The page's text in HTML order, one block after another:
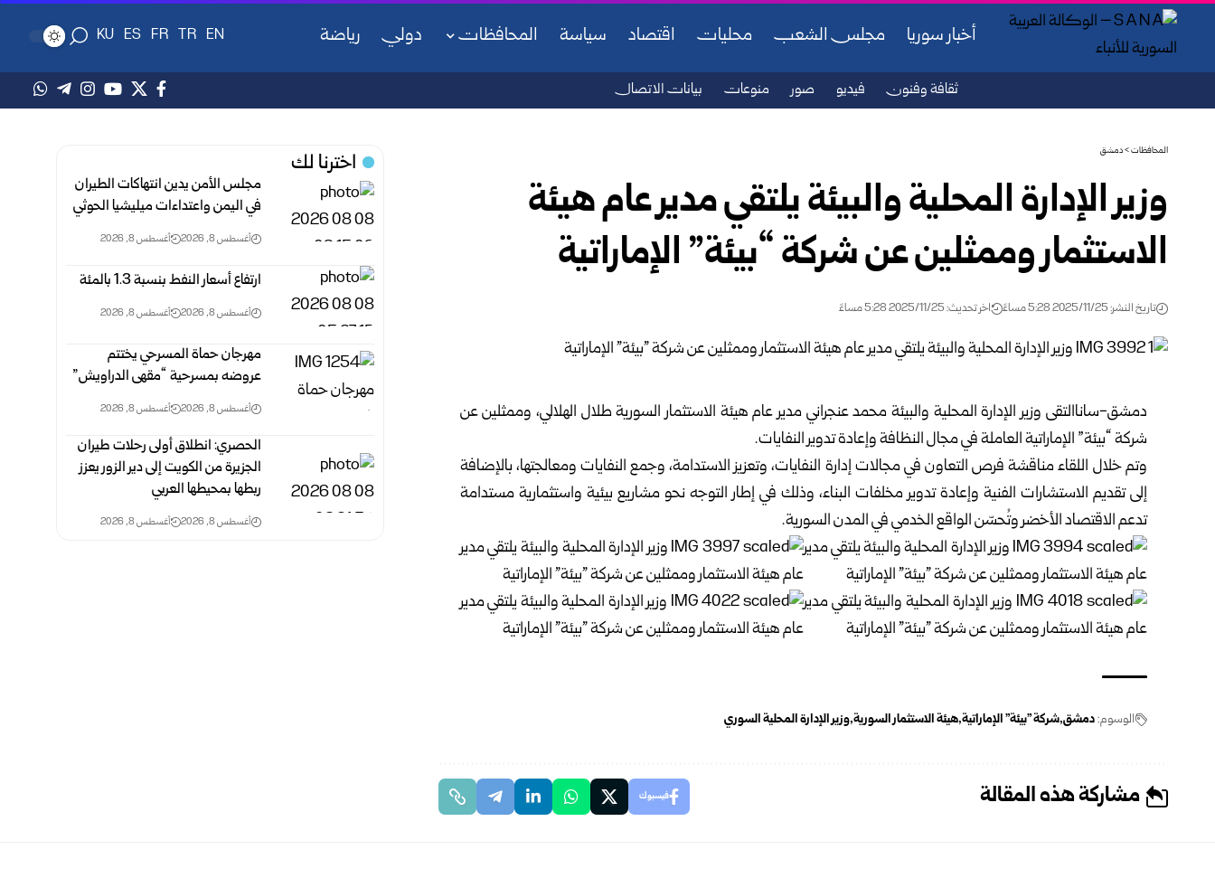
أخبار سوريا مجلس الشعب محليات اقتصاد سياسة المحافظات دولي رياضة EN
TR
FR
ES
KU
ثقافة وفنون فيديو صور منوعات بيانات الاتصال
المحافظات>دمشق
وزير الإدارة المحلية والبيئة يلتقي مدير عام هيئة
الاستثمار وممثلين عن شركة “بيئة” الإماراتية
تاريخ النشر: 2025/11/25 5:28 مساءً اخر تحديث: 2025/11/25 5:28 مساءً
دمشق-ساناالتقى وزير الإدارة المحلية والبيئةمحمد عنجراني مدير عام هيئة الاستثمار السوريةطلال الهلالي، وممثلين عن
شركة “بيئة” الإماراتية العاملة في مجال النظافة وإعادة تدوير النفايات.
وتم خلال اللقاء مناقشة فرص التعاون في مجالات إدارة النفايات، وتعزيز الاستدامة، وجمع النفايات ومعالجتها، بالإضافة
إلى تقديم الاستشارات الفنية وإعادة تدوير مخلفات البناء، وذلك في إطار التوجه نحو مشاريع بيئية واستثمارية مستدامة
تدعم الاقتصاد الأخضر وتُحسّن الواقع الخدمي في المدن السورية.
الوسوم:دمشق شركة "بيئة" الإماراتية هيئة الاستثمار السورية وزير الإدارة المحلية السوري
مشاركة هذه المقالة فيسبوك
اخترنا لك
مجلس الأمن يدين انتهاكات الطيران
في اليمن واعتداءات ميليشيا الحوثي
أغسطس 8, 2026 أغسطس 8, 2026
ارتفاع أسعار النفط بنسبة 1.3 بالمئة
أغسطس 8, 2026 أغسطس 8, 2026
مهرجان حماة المسرحي يختتم
عروضه بمسرحية “مقهى الدراويش”
أغسطس 8, 2026 أغسطس 8, 2026
الحصري: انطلاق أولى رحلات طيران
الجزيرة من الكويت إلى دير الزور يعزز
ربطها بمحيطها العربي
أغسطس 8, 2026 أغسطس 8, 2026